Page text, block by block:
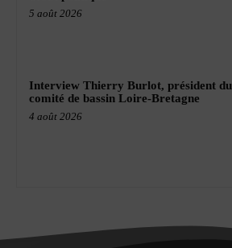
5 août 2026
Interview Thierry Burlot, président du
comité de bassin Loire-Bretagne
4 août 2026